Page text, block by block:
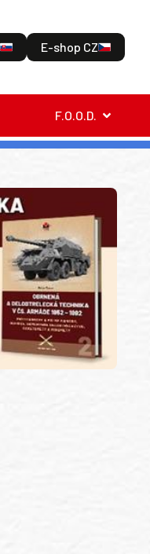
E-shop CZ
F.O.O.D.